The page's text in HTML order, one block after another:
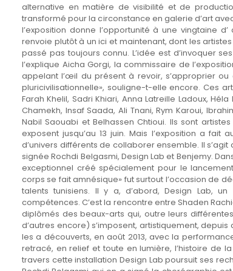
alternative en matière de visibilité et de
transformé pour la circonstance en galerie d’art
l’exposition donne l’opportunité à une vingtaine
renvoie plutôt à un ici et maintenant, dont les
passé pas toujours connu. L’idée est d’invoquer
l’explique Aicha Gorgi, la commissaire de
appelant l’œil du présent à revoir, s’approprier
pluricivilisationnelle», souligne-t-elle encore. Ces
Farah Khelil, Sadri Khiari, Anna Latreille Ladoux,
Chamekh, Insaf Saada, Ali Tnani, Rym Karoui,
Nabil Saouabi et Belhassen Chtioui. Ils sont
exposent jusqu’au 13 juin. Mais l’exposition a
d’univers différents de collaborer ensemble. Il
signée Rochdi Belgasmi, Design Lab et Benjemy.
exceptionnel créé spécialement pour le
corps se fait amnésique» fut surtout l’occasion de
talents tunisiens. Il y a, d’abord, Design Lab,
compétences. C’est la rencontre entre Shaden
diplômés des beaux-arts qui, outre leurs
d’autres encore) s’imposent, artistiquement,
les a découverts, en août 2013, avec la
retracé, en relief et toute en lumière, l’histoire de
travers cette installation Design Lab poursuit ses